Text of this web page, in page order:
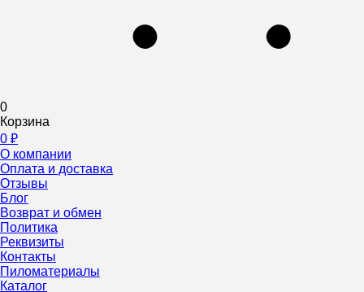
0
Корзина
0 ₽
О компании
Оплата и доставка
Отзывы
Блог
Возврат и обмен
Политика
Реквизиты
Контакты
Пиломатериалы
Каталог